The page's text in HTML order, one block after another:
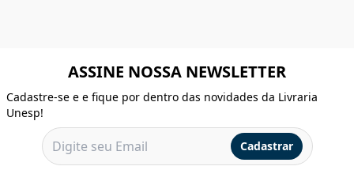
ASSINE NOSSA NEWSLETTER
Cadastre-se e e fique por dentro das novidades da Livraria
Unesp!
Cadastrar